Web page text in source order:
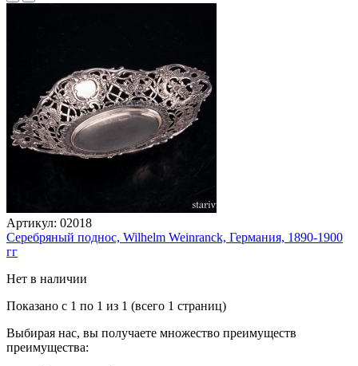
Артикул: 02018
Серебряный поднос, Wilhelm Weinranck, Германия, 1890-1900
гг
Нет в наличии
Показано с 1 по 1 из 1 (всего 1 страниц)
Выбирая нас, вы получаете множество преимуществ
преимущества: